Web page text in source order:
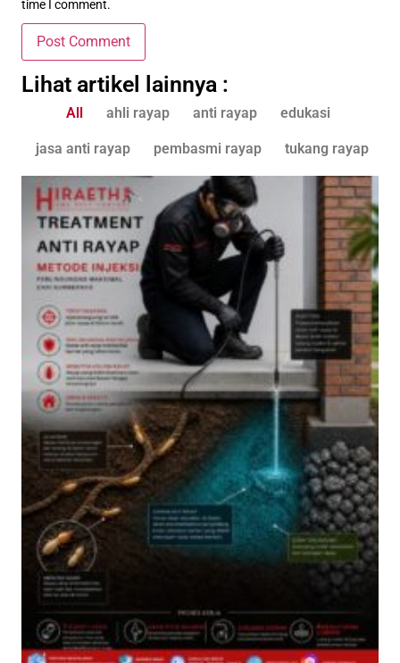
time I comment.
Lihat artikel lainnya :
All ahli rayap anti rayap edukasi
jasa anti rayap pembasmi rayap tukang rayap